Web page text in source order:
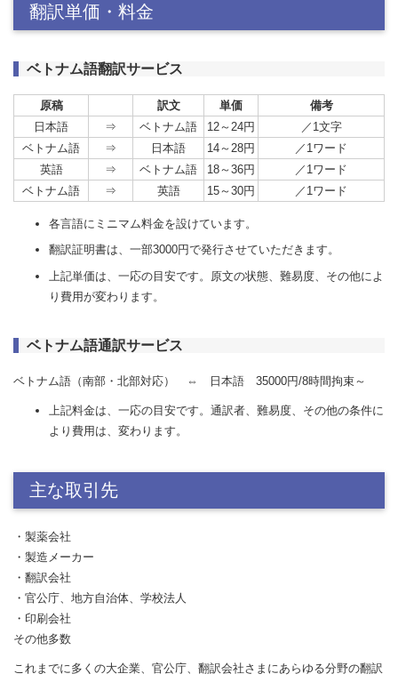
翻訳単価・料金
ベトナム語翻訳サービス
原稿 訳文 単価
備考
日本語
⇒ ベトナム語 12～24円
／1文字
ベトナム語
⇒ 日本語 14～28円
／1ワード
英語
⇒ ベトナム語 18～36円
／1ワード
ベトナム語
⇒ 英語 15～30円 ／1ワード
各言語にミニマム料金を設けています。
翻訳証明書は、一部3000円で発行させていただきます。
上記単価は、一応の目安です。原文の状態、難易度、その他によ
り費用が変わります。
ベトナム語通訳サービス
ベトナム語（南部・北部対応） ⇔ 日本語 35000円/8時間拘束～
上記料金は、一応の目安です。通訳者、難易度、その他の条件に
より費用は、変わります。
主な取引先
・製薬会社
・製造メーカー
・翻訳会社
・官公庁、地方自治体、学校法人
・印刷会社
その他多数
これまでに多くの大企業、官公庁、翻訳会社さまにあらゆる分野の翻訳